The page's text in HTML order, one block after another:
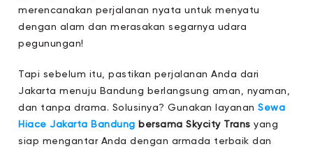
merencanakan perjalanan nyata untuk menyatu
dengan alam dan merasakan segarnya udara
pegunungan!
Tapi sebelum itu, pastikan perjalanan Anda dari
Jakarta menuju Bandung berlangsung aman, nyaman,
dan tanpa drama. Solusinya? Gunakan layananSewa
Hiace Jakarta Bandung bersama Skycity Trans yang
siap mengantar Anda dengan armada terbaik dan